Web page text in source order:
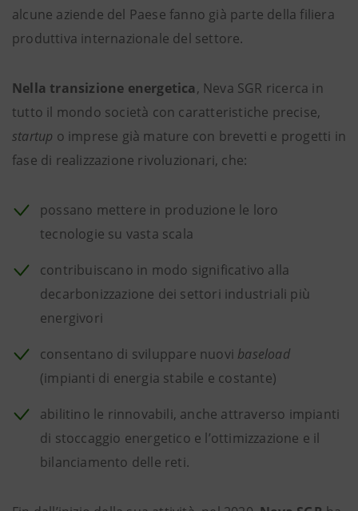
alcune aziende del Paese fanno già parte della filiera
produttiva internazionale del settore.
Nella transizione energetica, Neva SGR ricerca in
tutto il mondo società con caratteristiche precise,
startup o imprese già mature con brevetti e progetti in
fase di realizzazione rivoluzionari, che:
possano mettere in produzione le loro
tecnologie su vasta scala
contribuiscano in modo significativo alla
decarbonizzazione dei settori industriali più
energivori
consentano di sviluppare nuovi baseload
(impianti di energia stabile e costante)
abilitino le rinnovabili, anche attraverso impianti
di stoccaggio energetico e l’ottimizzazione e il
bilanciamento delle reti.